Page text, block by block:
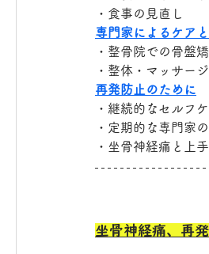
・食事の見直し
専門家によるケア
・整骨院での骨盤
・整体・マッサー
再発防止のために
・継続的なセルフ
・定期的な専門家
・坐骨神経痛と上
坐骨神経痛、再